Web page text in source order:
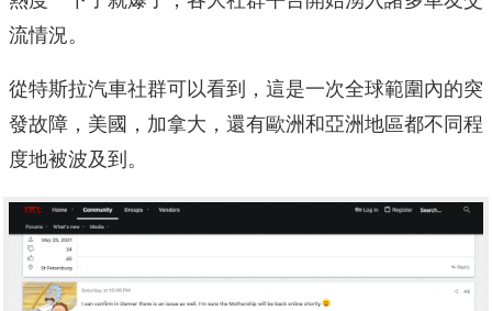
流情況。
從特斯拉汽車社群可以看到，這是一次全球範圍內的突
發故障，美國，加拿大，還有歐洲和亞洲地區都不同程
度地被波及到。